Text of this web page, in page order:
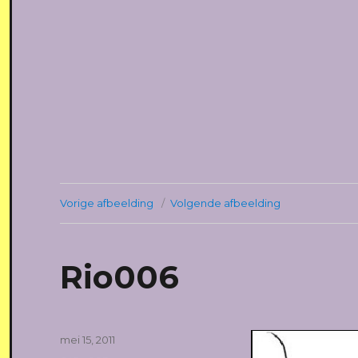
Vorige afbeelding Volgende afbeelding
Rio006
Geplaatst
mei 15, 2011